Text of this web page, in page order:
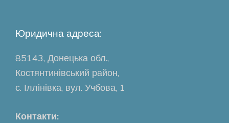
Юридична адреса:
85143, Донецька обл.,
Костянтинівський район,
с. Іллінівка, вул. Учбова, 1
Контакти: